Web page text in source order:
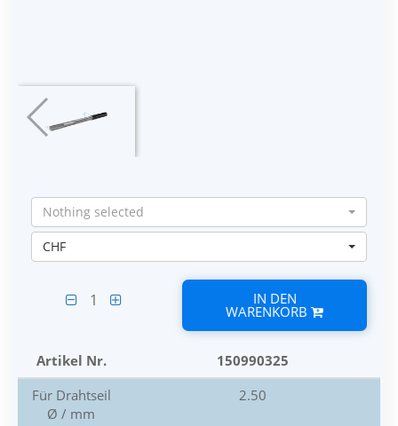
Nothing selected
CHF
1 IN DEN
WARENKORB
Artikel Nr.
150990325
Für Drahtseil
Ø / mm
2.50